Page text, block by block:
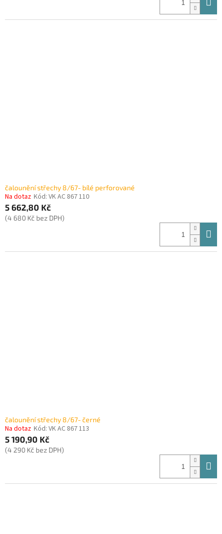
čalounění střechy 8/67- bílé perforované
Na dotaz Kód: VK AC 867 110
5 662,80 Kč
(4 680 Kč bez DPH)
čalounění střechy 8/67- černé
Na dotaz Kód: VK AC 867 113
5 190,90 Kč
(4 290 Kč bez DPH)